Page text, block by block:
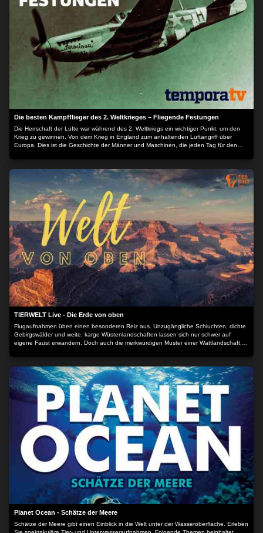
Die besten Kampfflieger des 2. Weltkrieges – Fliegende Festungen
Die Herrschaft der Lüfte war während des 2. Weltkriegs ein wichtiger Punkt, um den
Krieg zu gewinnen. Von dem Krieg in England zum anhaltenden Luftangriff über
Europa. Dies ist die Geschichte der Männer und Maschinen, die jeden Tag für den
diese Serie ein faszinierender Rückblick auf die unglaubliche Tapferkeit der Piloten,
die den endgültigen Sieg nach Europa brachten. - B-17 Flying Fortress - Fliegende
Festung - B-24 Liberator - Der Befreier - P-47 Thunderbolt - Der Donnerschlag Der
Inhalt wird bereitgestellt von: PLAION PICTURES GmbH, Lochhamer Str. 9, 82152
Planegg/München
TIERWELT Live - Die Erde von oben
Flugaufnahmen üben einen besonderen Reiz aus. Unzugängliche Schluchten, dichte
Gebirgswälder und weite, karge Wüstenlandschaften lassen sich nur schwer auf
eigene Faust erwandern. Doch auch die merkwürdigen Muster einer Wattlandschaft,
Gesteinsformationen werden erst durch einen Blick von oben erkennbar. "Die Erde
von oben" zeigt Flugaufnahmen pur, lange Einstellungen, wenige Schnitte, ohne
Sprecher. Nur Musik und die Erde mal aus einer anderen Perspektive.
Planet Ocean - Schätze der Meere
Schätze der Meere gibt einen Einblick in die Welt unter der Wasseroberfläche. Erleben